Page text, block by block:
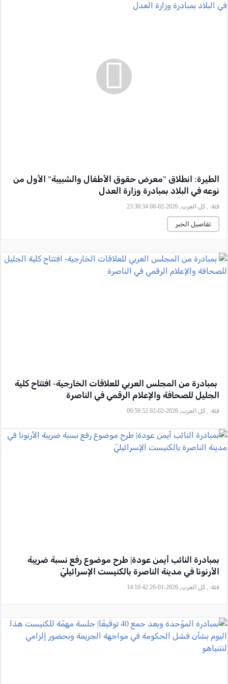
الطيرة: انطلاق "معرض حقوق الأطفال والشبيبة" الأول من
نوعه في البلاد بمبادرة وزارة العدل
فئة: , كل العرب, 2026-02-08 23:30:34
تفاصيل الخبر
بمبادرة من المجلس العربي للعلاقات الخارجية- افتتاح كلية
الجليل للصحافة والإعلام الرقمي في الناصرة
فئة: , كل العرب, 2026-02-02 09:59:52
بمبادرة النائب أيمن عودة| طرح موضوع رفع نسبة ضريبة
الأرنونا في مدينة الناصرة بالكنيست الإسرائيليّ
فئة: , كل العرب, 2026-01-26 14:10:42